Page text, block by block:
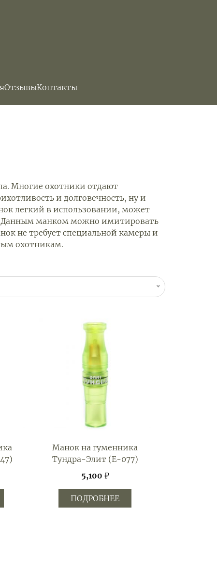
ОтзывыКонтакты
Многие охотники отдают
и долговечность, ну и
легкий в использовании, может
Данным манком можно имитировать
не требует специальной камеры и
охотникам.
Манок на гуменника
Тундра-Элит (E-077)
5,100 ₽
ПОДРОБНЕЕ